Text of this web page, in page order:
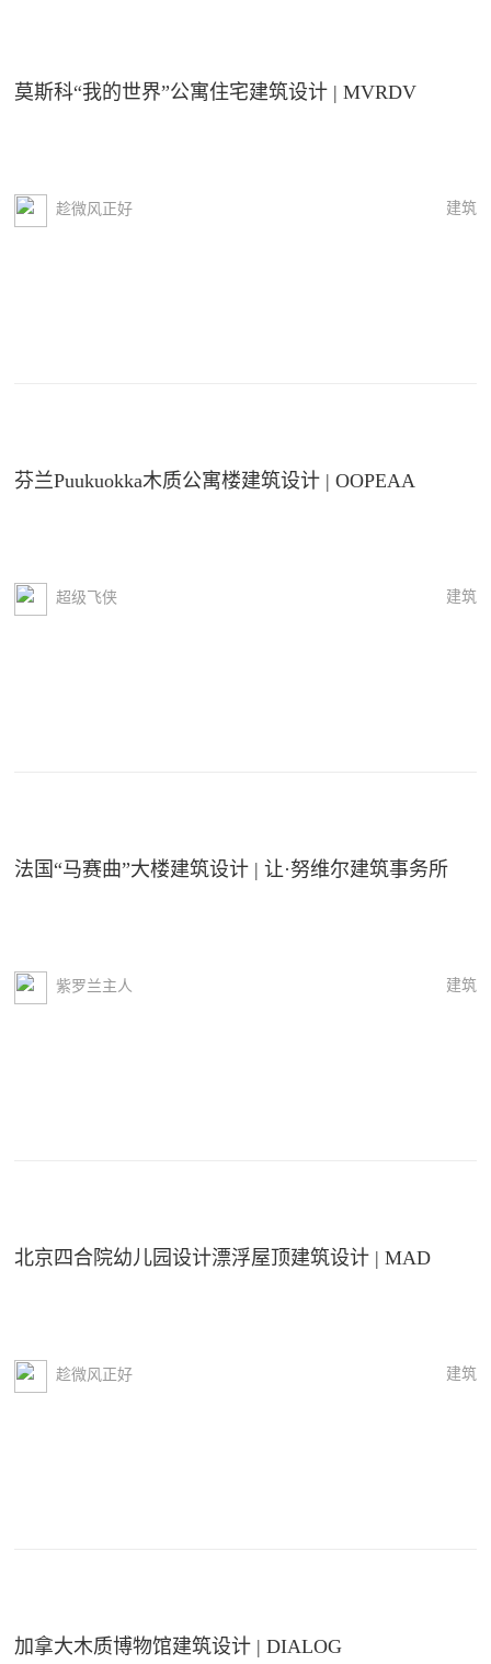
莫斯科“我的世界”公寓住宅建筑设计 | MVRDV
趁微风正好 建筑
芬兰Puukuokka木质公寓楼建筑设计 | OOPEAA
超级飞侠 建筑
法国“马赛曲”大楼建筑设计 | 让·努维尔建筑事务所
紫罗兰主人 建筑
北京四合院幼儿园设计漂浮屋顶建筑设计 | MAD
趁微风正好 建筑
加拿大木质博物馆建筑设计 | DIALOG